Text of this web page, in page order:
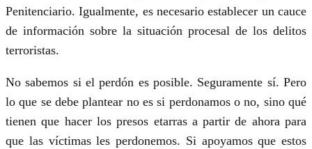
Penitenciario. Igualmente, es necesario establecer un cauce
de información sobre la situación procesal de los delitos
terroristas.
No sabemos si el perdón es posible. Seguramente sí. Pero
lo que se debe plantear no es si perdonamos o no, sino qué
tienen que hacer los presos etarras a partir de ahora para
que las víctimas les perdonemos. Si apoyamos que estos